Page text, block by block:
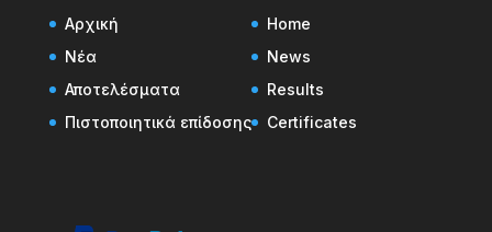
Αρχική
Νέα
Αποτελέσματα
Πιστοποιητικά επίδοσης
Home
News
Results
Certificates